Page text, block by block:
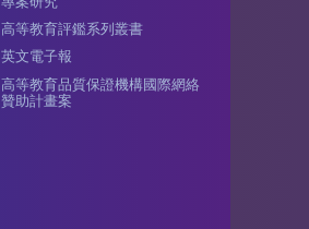
高等教育評鑑系列叢書
英文電子報
高等教育品質保證機構國際網絡
贊助計畫案